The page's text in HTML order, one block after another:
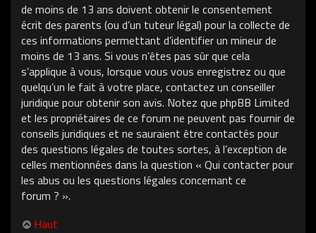
de moins de 13 ans doivent obtenir le consentement
écrit des parents (ou d’un tuteur légal) pour la collecte de
ces informations permettant d’identifier un mineur de
moins de 13 ans. Si vous n’êtes pas sûr que cela
s’applique à vous, lorsque vous vous enregistrez ou que
quelqu’un le fait à votre place, contactez un conseiller
juridique pour obtenir son avis. Notez que phpBB Limited
et les propriétaires de ce forum ne peuvent pas fournir de
conseils juridiques et ne sauraient être contactés pour
des questions légales de toutes sortes, à l’exception de
celles mentionnées dans la question « Qui contacter pour
les abus ou les questions légales concernant ce
forum ? ».
Haut